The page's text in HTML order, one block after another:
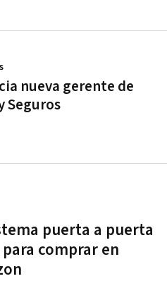
nueva gerente de
Seguros
puerta a puerta
comprar en